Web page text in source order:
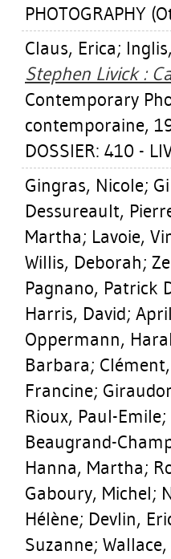
PHOTOGRAPHY
Claus, Erica;
Stephen Livick :
Contemporary
contemporaine,
DOSSIER: 410 -
Gingras, Nicole;
Dessureault,
Martha; Lavoie,
Willis, Deborah;
Pagnano, Patrick
Harris, David;
Oppermann,
Barbara;
Francine;
Rioux, Paul-Emile;
Beaugrand-
Hanna, Martha;
Gaboury, Michel;
Hélène; Devlin,
Suzanne;